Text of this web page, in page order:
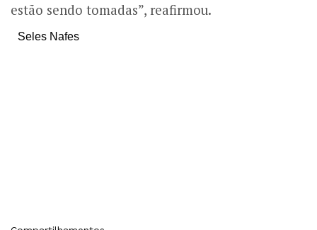
estão sendo tomadas”, reafirmou.
Seles Nafes